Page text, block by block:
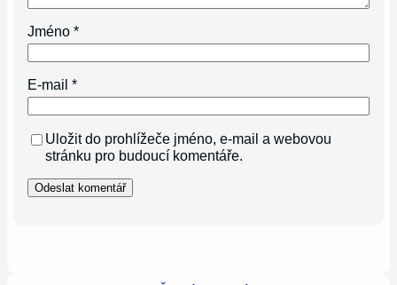
Jméno*
E-mail*
Uložit do prohlížeče jméno, e-mail a webovou
stránku pro budoucí komentáře.